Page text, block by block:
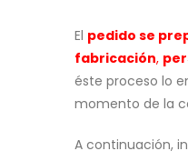
El pedido se
fabricación,
éste proceso lo
momento de la
A continuación,